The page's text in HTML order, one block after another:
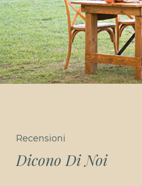
Recensioni
Dicono Di Noi